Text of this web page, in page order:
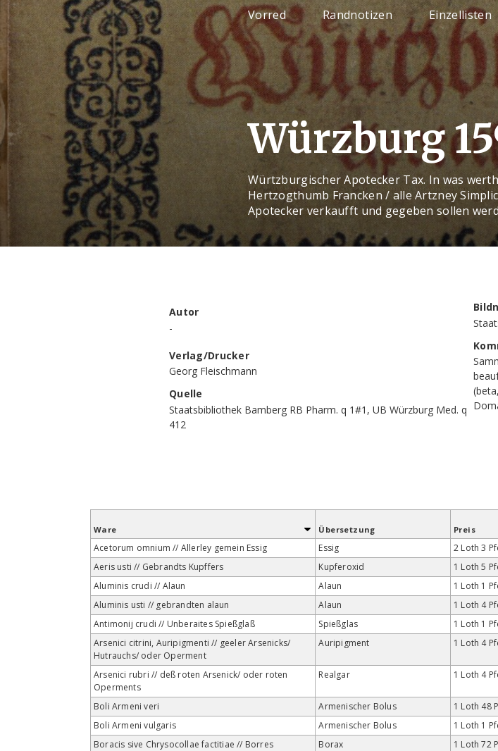
Vorred Randnotizen Einzellisten
Würzburg
Würtzburgischer Apotecker Tax. In was
Hertzogthumb Francken / alle Artzney
Apotecker verkaufft und gegeben sollen
Autor
-
Verlag/Drucker
Georg Fleischmann
Quelle
Staatsbibliothek Bamberg RB Pharm. q 1#1, UB Würzburg Med. q
412
Ware Übersetzung Preis
Acetorum omnium // Allerley gemein Essig Essig 2 Loth 3
Aeris usti // Gebrandts Kupffers
Kupferoxid 1 Loth 5
Aluminis crudi // Alaun
Alaun 1 Loth 1
Aluminis usti // gebrandten alaun
Alaun 1 Loth 4
Antimonij crudi // Unberaites Spießglaß
Spießglas 1 Loth 1
Arsenici citrini, Auripigmenti // geeler Arsenicks/
Hutrauchs/ oder Operment
Auripigment 1 Loth 4
Arsenici rubri // deß roten Arsenick/ oder roten
Operments
Realgar 1 Loth 4
Boli Armeni veri Armenischer Bolus 1 Loth 48
Boli Armeni vulgaris
Armenischer Bolus 1 Loth 1
Boracis sive Chrysocollae factitiae // Borres
Borax 1 Loth 72